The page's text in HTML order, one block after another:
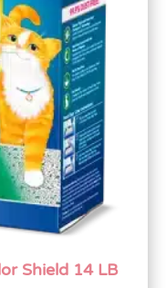
Shield 14 LB